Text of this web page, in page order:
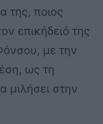
της, ποιος
επικήδειό της
με την
ως τη
μιλήσει στην